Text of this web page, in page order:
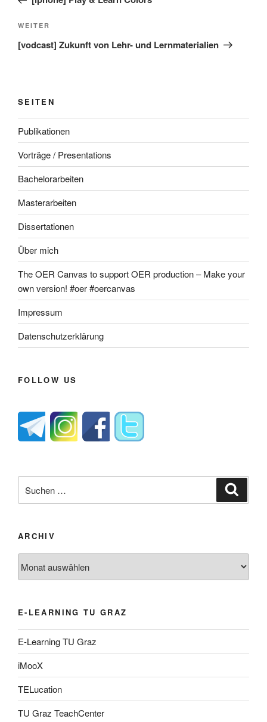
Nächster
Beitrag
WEITER
[vodcast] Zukunft von Lehr- und Lernmaterialien
SEITEN
Publikationen
Vorträge / Presentations
Bachelorarbeiten
Masterarbeiten
Dissertationen
Über mich
The OER Canvas to support OER production – Make your
own version! #oer #oercanvas
Impressum
Datenschutzerklärung
FOLLOW US
nach:
ARCHIV
E-LEARNING TU GRAZ
E-Learning TU Graz
iMooX
TELucation
TU Graz TeachCenter